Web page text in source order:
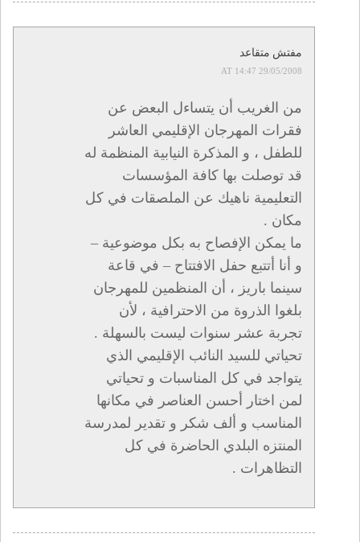
مفتش متقاعد
29/05/2008 AT 14:47
من الغريب أن يتساءل البعض عن
فقرات المهرجان الإقليمي العاشر
للطفل ، و المذكرة النيابية المنظمة له
قد توصلت بها كافة المؤسسات
التعليمية ناهيك عن الملصقات في كل
مكان .
ما يمكن الإفصاح به بكل موضوعية –
و أنا أتتبع حفل الافتتاح – في قاعة
سينما باريز ، أن المنظمين للمهرجان
بلغوا الذروة من الاحترافية ، لأن
تجربة عشر سنوات ليست بالسهلة .
تحياتي للسيد النائب الإقليمي الذي
يتواجد في كل المناسبات و تحياتي
لمن اختار أحسن العناصر في مكانها
المناسب و ألف شكر و تقدير لمدرسة
المنتزه البلدي الحاضرة في كل
التظاهرات .